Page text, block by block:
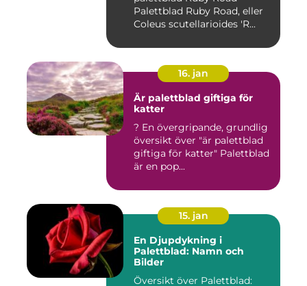
Palettblad Ruby Road, eller
Coleus scutellarioides 'R...
16. jan
Är palettblad giftiga för
katter
? En övergripande, grundlig
översikt över "är palettblad
giftiga för katter" Palettblad
är en pop...
15. jan
En Djupdykning i
Palettblad: Namn och
Bilder
Översikt över Palettblad: